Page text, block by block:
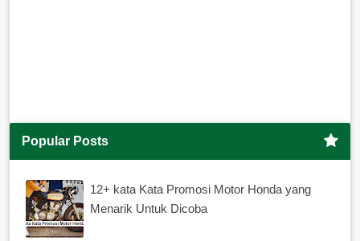
Popular Posts
12+ kata Kata Promosi Motor Honda yang
Menarik Untuk Dicoba